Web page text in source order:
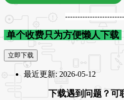
单个收费只为方便懒人下载
立即下载
最近更新: 2026-05-12
下载遇到问题？可